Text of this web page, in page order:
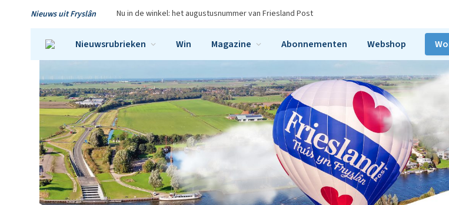
Nieuws uit Fryslân Nu in de winkel: het augustusnummer van Friesland Post
Nieuwsrubrieken Win Magazine Abonnementen Webshop